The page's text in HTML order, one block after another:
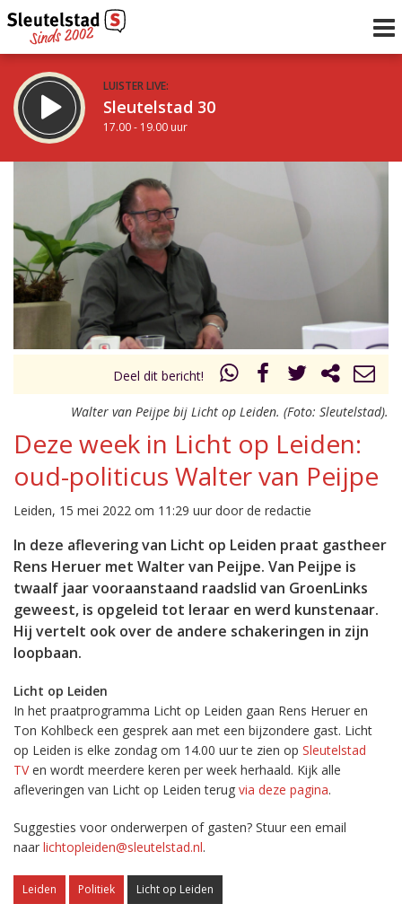
LUISTER LIVE:
Sleutelstad 30
17.00 - 19.00 uur
De avond van Sleutelstad
19.00 - 0.00 uur
Vorig uur
uur 1 van 0
Inklappen
Deel dit bericht!
Walter van Peijpe bij Licht op Leiden. (Foto: Sleutelstad).
Deze week in Licht op Leiden:
oud-politicus Walter van Peijpe
Leiden, 15 mei 2022 om 11:29 uur door de redactie
In deze aflevering van Licht op Leiden praat gastheer
Rens Heruer met Walter van Peijpe. Van Peijpe is
twaalf jaar vooraanstaand raadslid van GroenLinks
geweest, is opgeleid tot leraar en werd kunstenaar.
Hij vertelt ook over de andere schakeringen in zijn
loopbaan.
Licht op Leiden
In het praatprogramma Licht op Leiden gaan Rens Heruer en
Ton Kohlbeck een gesprek aan met een bijzondere gast. Licht
op Leiden is elke zondag om 14.00 uur te zien op Sleutelstad
TVen wordt meerdere keren per week herhaald. Kijk alle
afleveringen van Licht op Leiden terug via deze pagina.
Suggesties voor onderwerpen of gasten? Stuur een email
naar lichtopleiden@sleutelstad.nl.
Leiden Politiek Licht op Leiden